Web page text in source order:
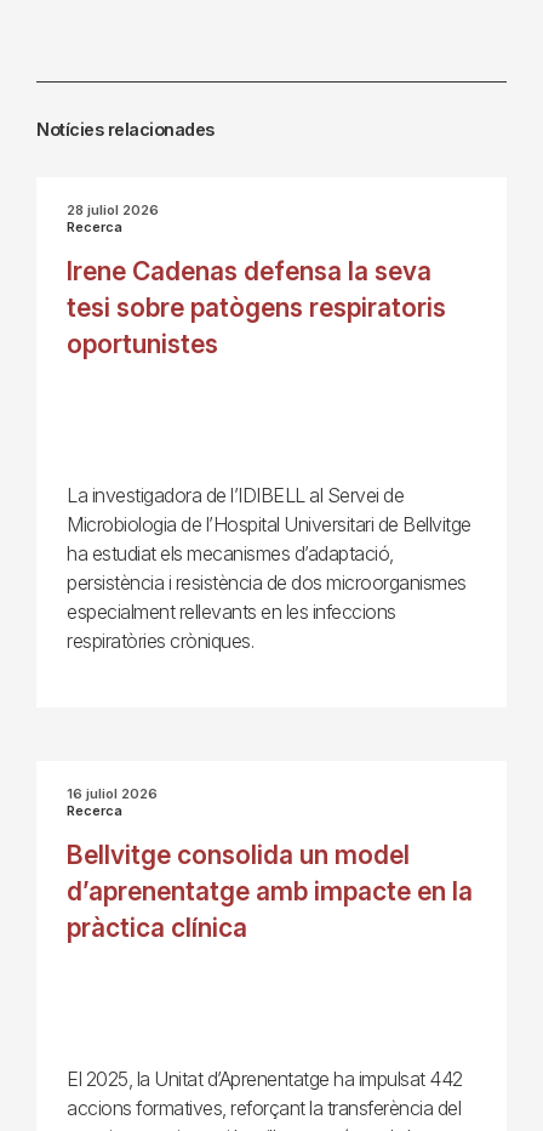
Notícies relacionades
28 juliol 2026
Recerca
Irene Cadenas defensa la seva
tesi sobre patògens respiratoris
oportunistes
La investigadora de l’IDIBELL al Servei de
Microbiologia de l’Hospital Universitari de Bellvitge
ha estudiat els mecanismes d’adaptació,
persistència i resistència de dos microorganismes
especialment rellevants en les infeccions
respiratòries cròniques.
16 juliol 2026
Recerca
Bellvitge consolida un model
d’aprenentatge amb impacte en la
pràctica clínica
El 2025, la Unitat d’Aprenentatge ha impulsat 442
accions formatives, reforçant la transferència del